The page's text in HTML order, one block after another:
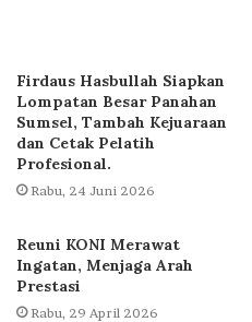
Firdaus Hasbullah Siapkan
Lompatan Besar Panahan
Sumsel, Tambah Kejuaraan
dan Cetak Pelatih
Profesional.
Rabu, 24 Juni 2026
Reuni KONI Merawat
Ingatan, Menjaga Arah
Prestasi
Rabu, 29 April 2026